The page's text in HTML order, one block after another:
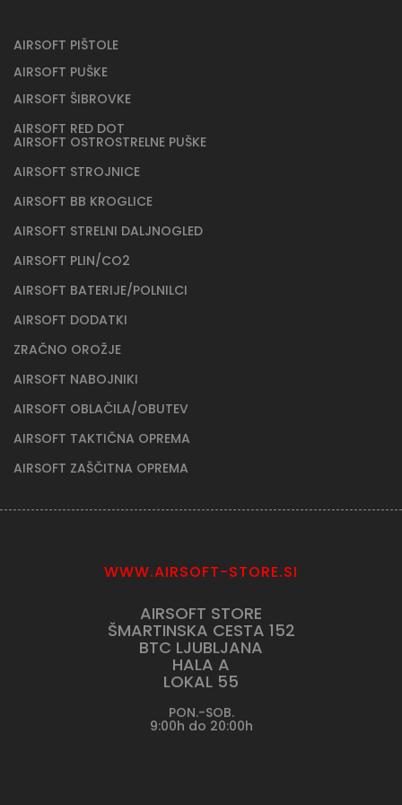
AIRSOFT PIŠTOLE
AIRSOFT PUŠKE
AIRSOFT ŠIBROVKE
AIRSOFT RED DOT
AIRSOFT OSTROSTRELNE PUŠKE
AIRSOFT STROJNICE
AIRSOFT BB KROGLICE
AIRSOFT STRELNI DALJNOGLED
AIRSOFT PLIN/CO2
AIRSOFT BATERIJE/POLNILCI
AIRSOFT DODATKI
ZRAČNO OROŽJE
AIRSOFT NABOJNIKI
AIRSOFT OBLAČILA/OBUTEV
AIRSOFT TAKTIČNA OPREMA
AIRSOFT ZAŠČITNA OPREMA
WWW.AIRSOFT-STORE.SI
AIRSOFT STORE
ŠMARTINSKA CESTA 152
BTC LJUBLJANA
HALA A
LOKAL 55
PON.-SOB.
9:00h do 20:00h